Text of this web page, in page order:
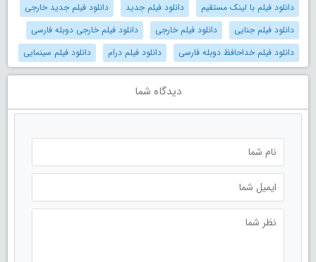
دانلود فیلم با لینک مستقیم
دانلود فیلم جدید
دانلود فیلم جدید خارجی
دانلود فیلم جنایی
دانلود فیلم خارجی
دانلود فیلم خارجی دوبله فارسی
دانلود فیلم خداحافظ دوبله فارسی
دانلود فیلم درام دانلود فیلم سینمایی
دیدگاه شما